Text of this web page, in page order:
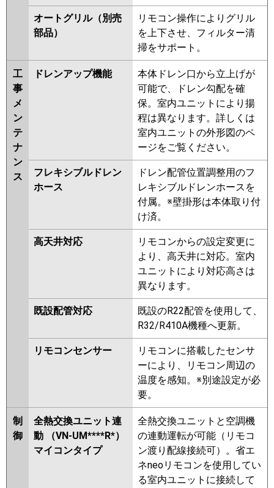
オートグリル（別売
部品）
リモコン操作によりグリル
を上下させ、フィルター清
掃をサポート。
工
事
メ
ン
テ
ナ
ン
ス
ドレンアップ機能
本体ドレン口から立上げが
可能で、ドレン勾配を確
保。室内ユニットにより揚
程は異なります。詳しくは
室内ユニットの外形図のペ
ージをご覧ください。
フレキシブルドレン
ホース
ドレン配管位置調整用のフ
レキシブルドレンホースを
付属。※壁掛形は本体取り付
け済。
高天井対応
リモコンからの設定変更に
より、高天井に対応。室内
ユニットにより対応高さは
異なります。
既設配管対応
既設のR22配管を使用して、
R32/R410A機種へ更新。
リモコンセンサー
リモコンに搭載したセンサ
ーにより、リモコン周辺の
温度を感知。※別途設定が必
要。
制
御
全熱交換ユニット連
動 （VN-UM****R*）
マイコンタイプ
全熱交換ユニットと空調機
の連動運転が可能（リモコ
ン渡り配線接続可）。省エ
ネneoリモコンを使用してい
る室内ユニットに接続して